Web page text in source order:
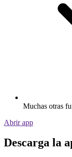
Muchas otras
Abrir app
Descarga la